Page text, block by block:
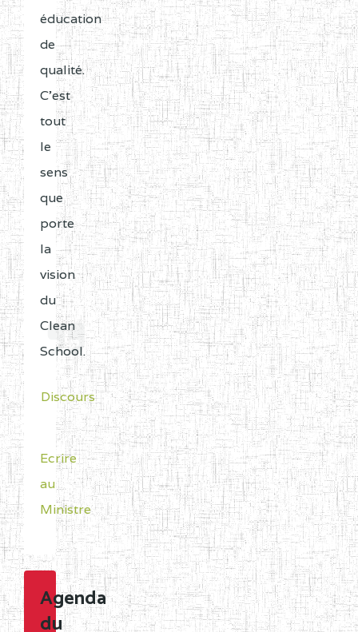
éducation
de
qualité.
C'est
tout
le
sens
que
porte
la
vision
du
Clean
School.
Discours
Ecrire
au
Ministre
Agenda
du